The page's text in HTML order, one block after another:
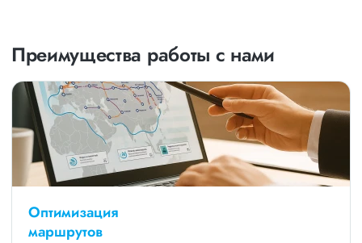
Преимущества работы с нами
Оптимизация
маршрутов